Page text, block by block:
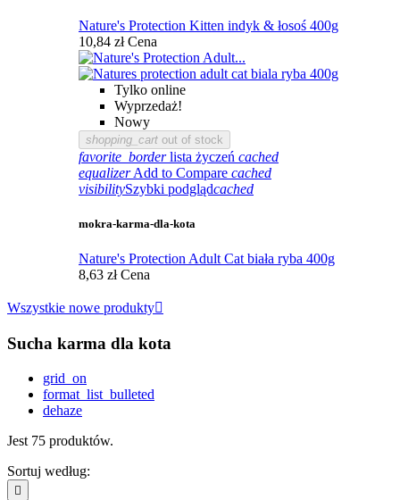
Nature's Protection Kitten indyk & łosoś 400g
10,84 zł Cena
Tylko online
Wyprzedaż!
Nowy
shopping_cart out of stock
favorite_border lista życzeń cached
equalizer Add to Compare cached
visibilitySzybki podglądcached
mokra-karma-dla-kota
Nature's Protection Adult Cat biała ryba 400g
8,63 zł Cena
Wszystkie nowe produkty
Sucha karma dla kota
grid_on
format_list_bulleted
dehaze
Jest 75 produktów.
Sortuj według:
